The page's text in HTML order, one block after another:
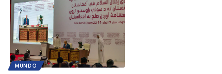
MUNDO